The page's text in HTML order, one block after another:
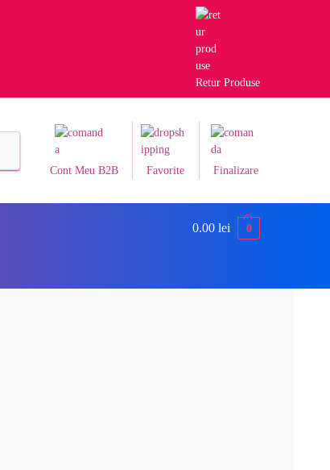
Retur Produse
Cont Meu B2B Favorite Finalizare
0.00 lei 0